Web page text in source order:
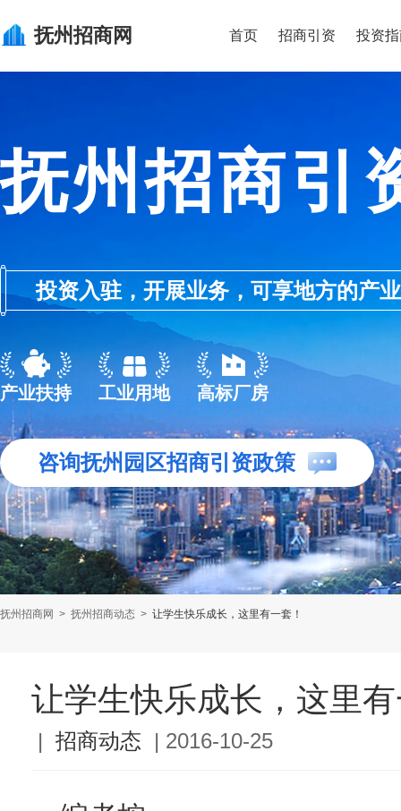
抚州招商网 首页 招商引资 投资
抚州招商引
投资入驻，开展业务，可享地方的产
产业扶持 工业用地 高标厂房
咨询抚州园区招商引资政策
抚州招商网 > 抚州招商动态 > 让学生快乐成长，这里有一套！
让学生快乐成长，这里
| 招商动态 | 2016-10-25